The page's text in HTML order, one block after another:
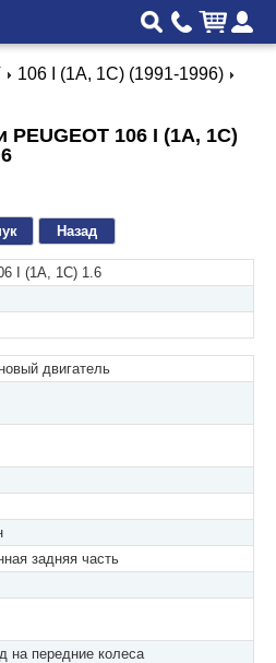
106 I (1A, 1C) (1991-1996)
PEUGEOT 106 I (1A, 1C)
Назад
I (1A, 1C) 1.6
двигатель
задняя часть
на передние колеса